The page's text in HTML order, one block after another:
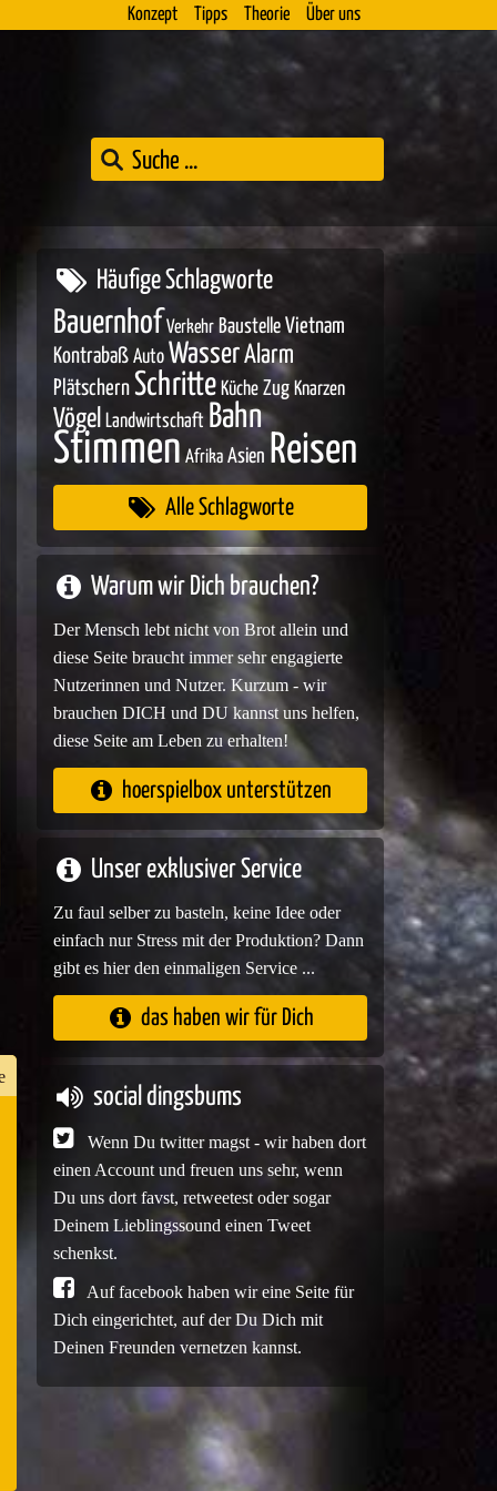
Konzept Tipps Theorie Über uns
Häufige Schlagworte
Bauernhof Verkehr Baustelle Vietnam
Kontrabaß Auto WasserAlarm
Plätschern Schritte Küche Zug Knarzen
Vögel Landwirtschaft Bahn
Stimmen Afrika Asien Reisen
Alle Schlagworte
Warum wir Dich brauchen?
Der Mensch lebt nicht von Brot allein und
diese Seite braucht immer sehr engagierte
Nutzerinnen und Nutzer. Kurzum - wir
brauchen DICH und DU kannst uns helfen,
diese Seite am Leben zu erhalten!
hoerspielbox unterstützen
Unser exklusiver Service
Zu faul selber zu basteln, keine Idee oder
einfach nur Stress mit der Produktion? Dann
gibt es hier den einmaligen Service ...
das haben wir für Dich
social dingsbums
Wenn Du twitter magst - wir haben dort
einen Account und freuen uns sehr, wenn
Du uns dort favst, retweetest oder sogar
Deinem Lieblingssound einen Tweet
schenkst.
Auf facebook haben wir eine Seite für
Dich eingerichtet, auf der Du Dich mit
Deinen Freunden vernetzen kannst.